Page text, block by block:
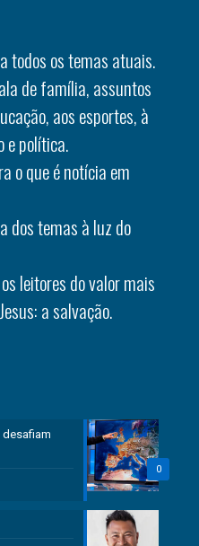
todos os temas atuais.
de família, assuntos
aos esportes, à
e política.
o que é notícia em
dos temas à luz do
leitores do valor mais
a salvação.
0